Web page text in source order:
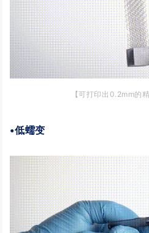
【可打印出0.2mm的
•低蠕变